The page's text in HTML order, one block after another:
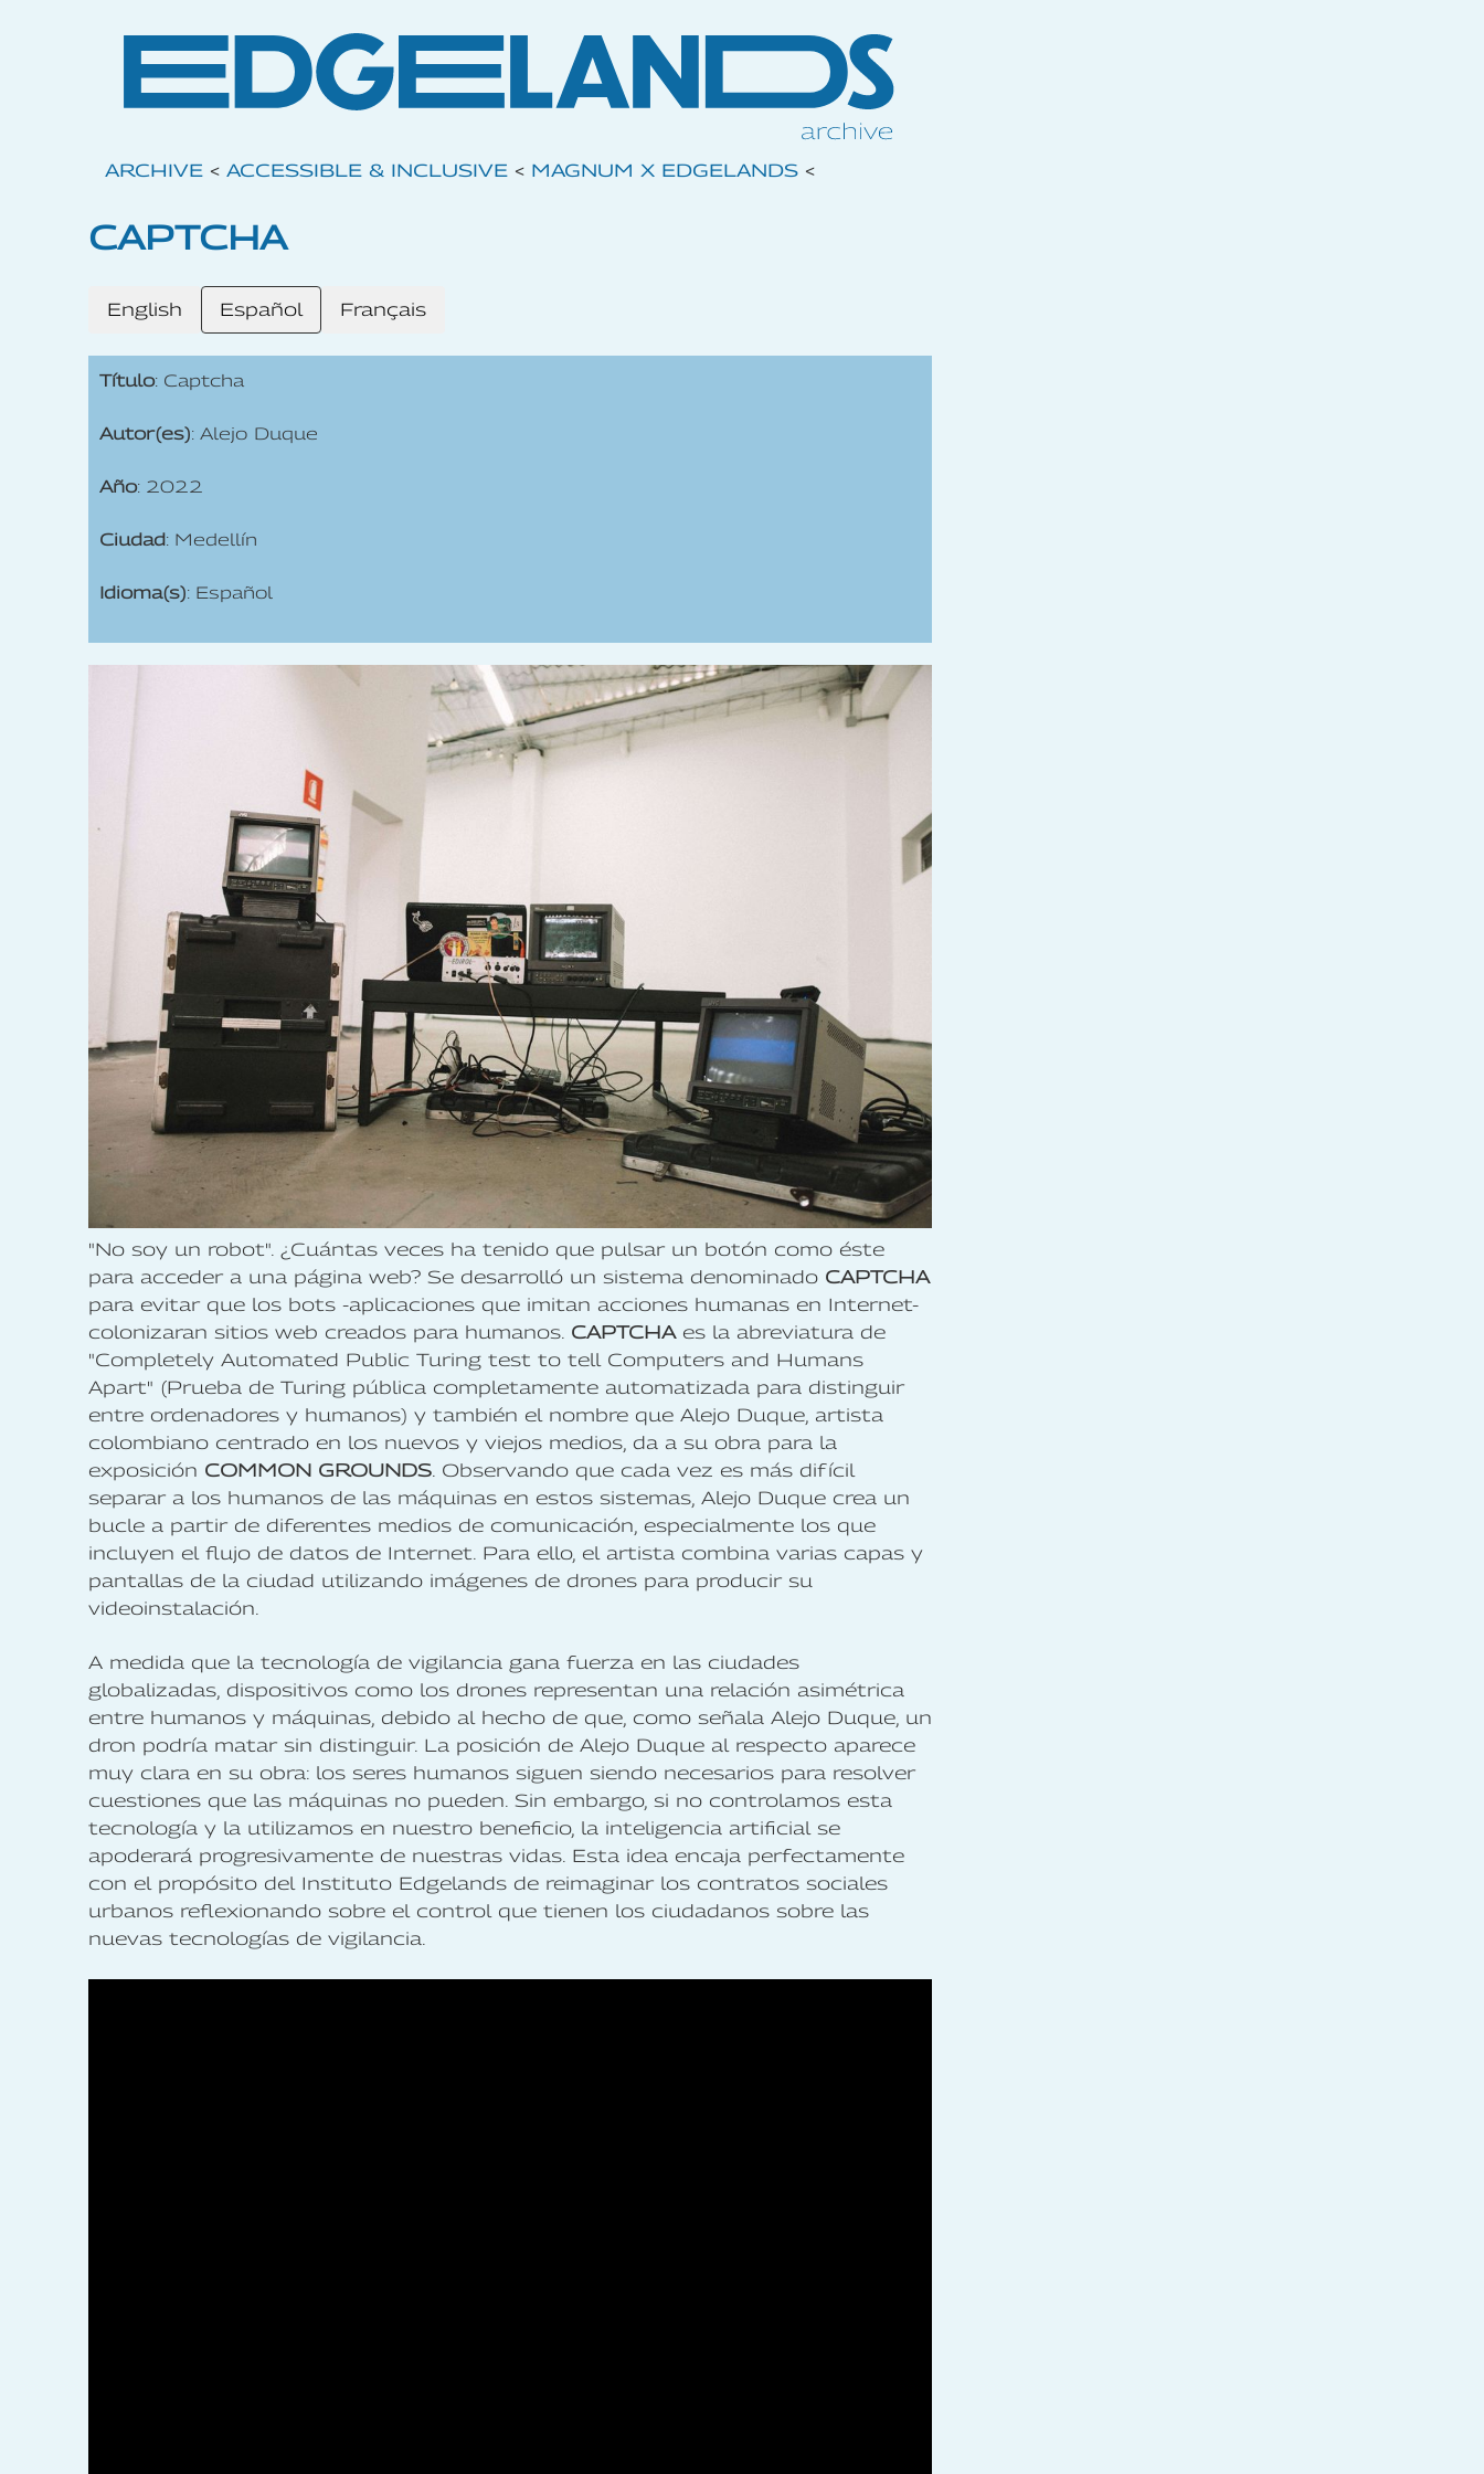
ARCHIVE < ACCESSIBLE & INCLUSIVE < MAGNUM X EDGELANDS <
CAPTCHA
English Español Français
Título: Captcha
Autor(es): Alejo Duque
Año: 2022
Ciudad: Medellín
Idioma(s): Español
"No soy un robot". ¿Cuántas veces ha tenido que pulsar un botón como éste
para acceder a una página web? Se desarrolló un sistema denominado CAPTCHA
para evitar que los bots -aplicaciones que imitan acciones humanas en Internet-
colonizaran sitios web creados para humanos. CAPTCHA es la abreviatura de
"Completely Automated Public Turing test to tell Computers and Humans
Apart" (Prueba de Turing pública completamente automatizada para distinguir
entre ordenadores y humanos) y también el nombre que Alejo Duque, artista
colombiano centrado en los nuevos y viejos medios, da a su obra para la
exposición COMMON GROUNDS . Observando que cada vez es más difícil
separar a los humanos de las máquinas en estos sistemas, Alejo Duque crea un
bucle a partir de diferentes medios de comunicación, especialmente los que
incluyen el flujo de datos de Internet. Para ello, el artista combina varias capas y
pantallas de la ciudad utilizando imágenes de drones para producir su
videoinstalación.
A medida que la tecnología de vigilancia gana fuerza en las ciudades
globalizadas, dispositivos como los drones representan una relación asimétrica
entre humanos y máquinas, debido al hecho de que, como señala Alejo Duque, un
dron podría matar sin distinguir. La posición de Alejo Duque al respecto aparece
muy clara en su obra: los seres humanos siguen siendo necesarios para resolver
cuestiones que las máquinas no pueden. Sin embargo, si no controlamos esta
tecnología y la utilizamos en nuestro beneficio, la inteligencia artificial se
apoderará progresivamente de nuestras vidas. Esta idea encaja perfectamente
con el propósito del Instituto Edgelands de reimaginar los contratos sociales
urbanos reflexionando sobre el control que tienen los ciudadanos sobre las
nuevas tecnologías de vigilancia.